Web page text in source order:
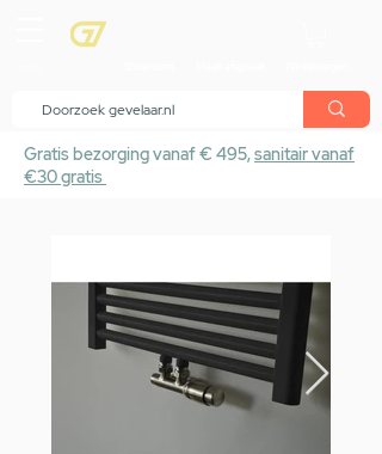
Gratis bezorging vanaf € 495,sanitair vanaf
€30 gratis